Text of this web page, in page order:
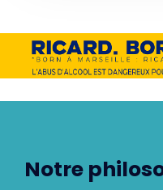
Notre